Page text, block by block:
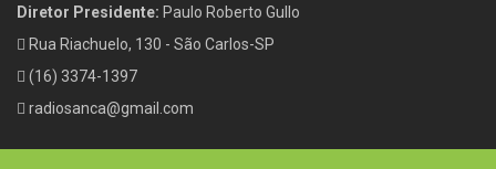
Diretor Presidente: Paulo Roberto Gullo
Rua Riachuelo, 130 - São Carlos-SP
(16) 3374-1397
radiosanca@gmail.com